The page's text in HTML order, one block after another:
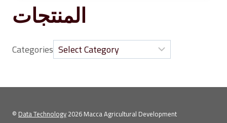
المنتجات
Categories
©Data Technology2026 Macca Agricultural Development